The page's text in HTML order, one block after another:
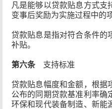
凡是能够以贷款贴息方式支
变事后奖励为实施过程中的
贷款贴息是指对符合条件的
补贴。
第六条支持标准
贷款贴息幅度和金额，根据
公布的同期贷款基准利率确
环保和现代装备制造、新能